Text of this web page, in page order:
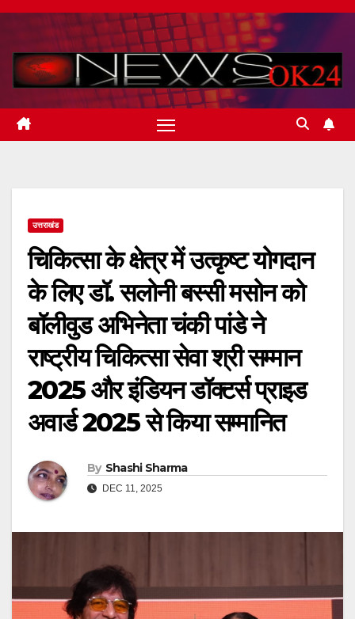
Skip
content
उत्तराखंड
चिकित्सा के क्षेत्र में उत्कृष्ट योगदान
के लिए डॉ. सलोनी बस्सी मसोन को
बॉलीवुड अभिनेता चंकी पांडे ने
राष्ट्रीय चिकित्सा सेवा श्री सम्मान
2025 और इंडियन डॉक्टर्स प्राइड
अवार्ड 2025 से किया सम्मानित
By Shashi Sharma
DEC 11, 2025